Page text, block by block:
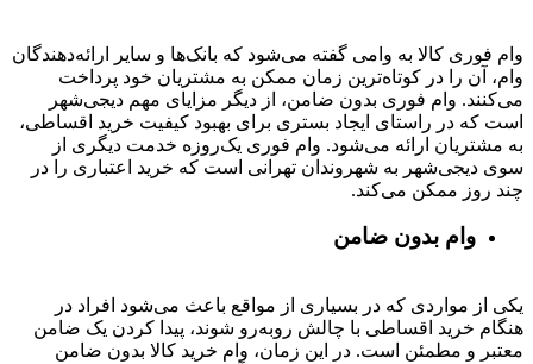
وام فوری کالا به وامی گفته می‌شود که بانک‌ها و سایر ارائه‌دهندگان
وام، آن را در کوتاه‌ترین زمان ممکن به مشتریان خود پرداخت
می‌کنند. وام فوری بدون ضامن، از دیگر مزایای مهم دیجی‌شهر
است که در راستای ایجاد بستری برای بهبود کیفیت خرید اقساطی،
به مشتریان ارائه می‌شود. وام فوری یک‌روزه خدمت دیگری از
سوی دیجی‌شهر به شهروندان تهرانی است که خرید اعتباری را در
چند روز ممکن می‌کند.
وام بدون ضامن
یکی از مواردی که در بسیاری از مواقع باعث می‌شود افراد در
هنگام خرید اقساطی با چالش روبه‌رو شوند، پیدا کردن یک ضامن
معتبر و مطمئن است. در این زمان، وام خرید کالا بدون ضامن